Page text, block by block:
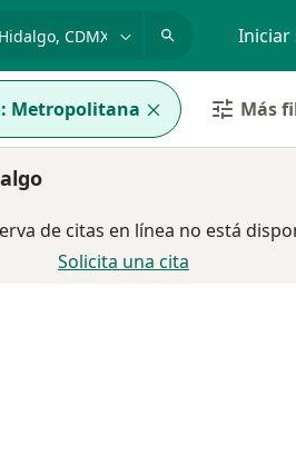
Iniciar
Metropolitana Más
de citas en línea no está
Solicita una cita